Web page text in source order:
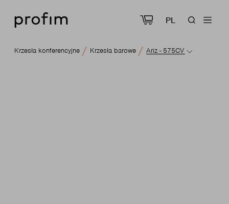
PL
Krzesła konferencyjne Krzesła barowe Ariz - 575CV